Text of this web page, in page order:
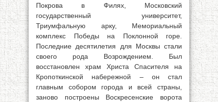
Покрова в Филях, Московский
государственный университет,
Триумфальную арку, Мемориальный
комплекс Победы на Поклонной горе.
Последние десятилетия для Москвы стали
своего рода Возрождением. Был
восстановлен храм Христа Спасителя на
Кропоткинской набережной – он стал
главным собором города и всей страны,
заново построены Воскресенские ворота